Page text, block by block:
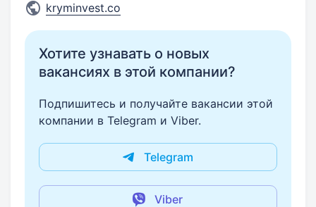
kryminvest.co
Хотите узнавать о новых
вакансиях в этой компании?
Подпишитесь и получайте вакансии этой
компании в Telegram и Viber.
Telegram
Viber